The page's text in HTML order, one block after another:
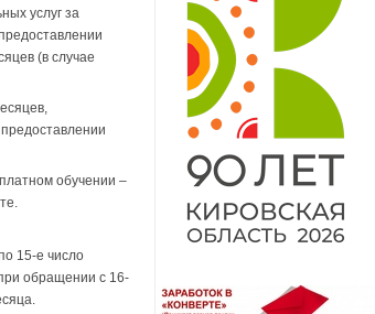
услуг за
(в случае
обучении –
15-е число
обращении с 16-